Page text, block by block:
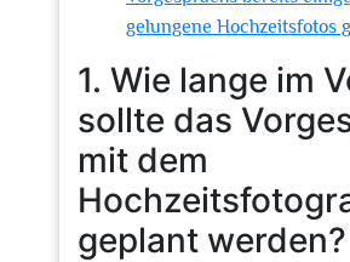
gelungene Hochzeitsfotos
1. Wie lange im
sollte das
mit dem
geplant werden?